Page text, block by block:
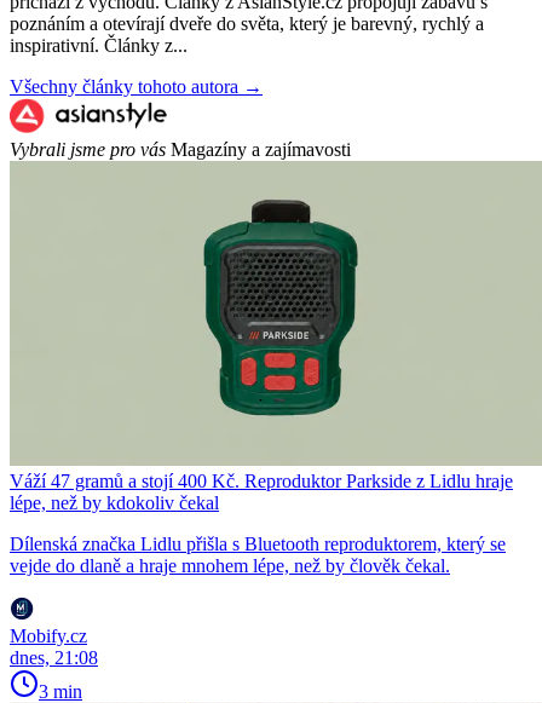
poznáním a otevírají dveře do světa, který je barevný, rychlý a
inspirativní. Články z...
Všechny články tohoto autora →
Vybrali jsme pro vás Magazíny a zajímavosti
Váží 47 gramů a stojí 400 Kč. Reproduktor Parkside z Lidlu hraje
lépe, než by kdokoliv čekal
Dílenská značka Lidlu přišla s Bluetooth reproduktorem, který se
vejde do dlaně a hraje mnohem lépe, než by člověk čekal.
Mobify.cz
dnes, 21:08
3 min